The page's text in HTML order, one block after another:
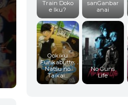
Train Doko
e Iku?
sanGanbar
anai
Ookiku
Furikabutte:
Natsu no
Taikai...
No Guns
Life